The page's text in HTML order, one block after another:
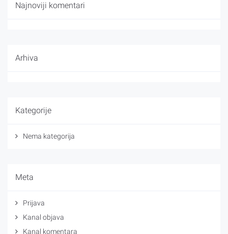
Najnoviji komentari
Arhiva
Kategorije
Nema kategorija
Meta
Prijava
Kanal objava
Kanal komentara